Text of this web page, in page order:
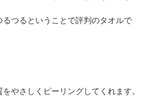
るつるということで評判のタオルで
やさしくピーリングしてくれます。